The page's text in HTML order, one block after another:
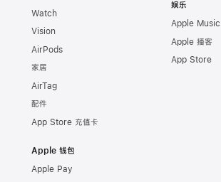
Watch
Vision
AirPods
家居
AirTag
配件
App Store 充值卡
Apple 钱包
Apple Pay
娱乐
Apple Music
Apple 播客
App Store